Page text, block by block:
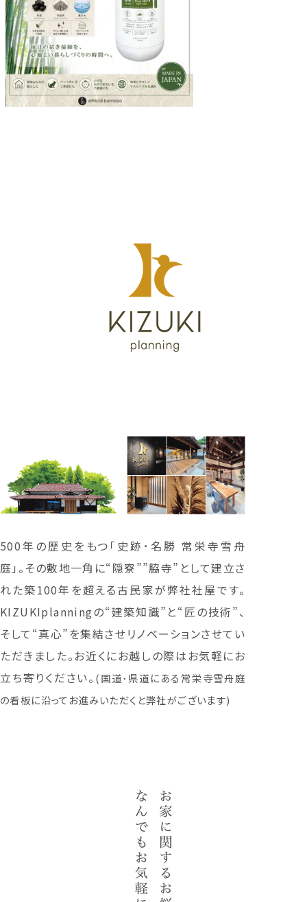
500年の歴史をもつ「史跡･名勝 常栄寺雪舟
庭」。その敷地一角に“隠寮””脇寺”として建立さ
れた築100年を超える古民家が弊社社屋です。
KIZUKIplanningの“建築知識”と“匠の技術”、
そして“真心”を集結させリノベーションさせてい
ただきました。お近くにお越しの際はお気軽にお
立ち寄りください。 (国道･県道にある常栄寺雪舟庭
の看板に沿ってお進みいただくと弊社がございます)